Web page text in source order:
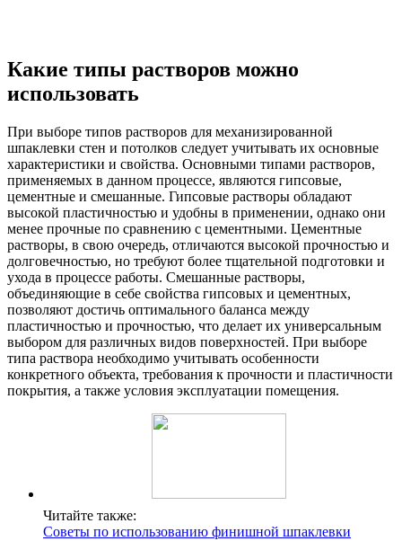
Какие типы растворов можно
использовать
При выборе типов растворов для механизированной
шпаклевки стен и потолков следует учитывать их основные
характеристики и свойства. Основными типами растворов,
применяемых в данном процессе, являются гипсовые,
цементные и смешанные. Гипсовые растворы обладают
высокой пластичностью и удобны в применении, однако они
менее прочные по сравнению с цементными. Цементные
растворы, в свою очередь, отличаются высокой прочностью и
долговечностью, но требуют более тщательной подготовки и
ухода в процессе работы. Смешанные растворы,
объединяющие в себе свойства гипсовых и цементных,
позволяют достичь оптимального баланса между
пластичностью и прочностью, что делает их универсальным
выбором для различных видов поверхностей. При выборе
типа раствора необходимо учитывать особенности
конкретного объекта, требования к прочности и пластичности
покрытия, а также условия эксплуатации помещения.
Читайте также:
Советы по использованию финишной шпаклевки